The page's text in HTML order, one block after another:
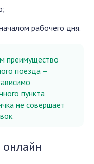
рабочего дня.
преимущество
поезда –
пункта
не совершает